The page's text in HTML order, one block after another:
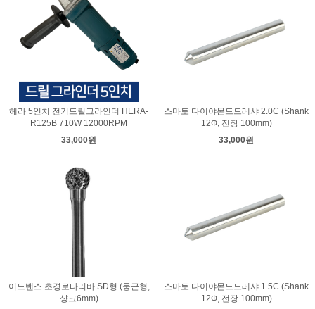
헤라 5인치 전기드릴그라인더 HERA-
R125B 710W 12000RPM
33,000원
스마토 다이야몬드드레샤 2.0C (Shank
12Ф, 전장 100mm)
33,000원
어드밴스 초경로타리바 SD형 (둥근형,
샹크6mm)
스마토 다이야몬드드레샤 1.5C (Shank
12Ф, 전장 100mm)